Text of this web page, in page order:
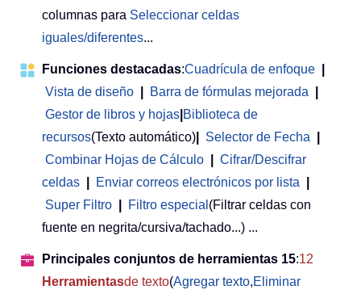
columnas para Seleccionar celdas
iguales/diferentes...
Funciones destacadas:Cuadrícula de enfoque
Vista de diseño
Barra de fórmulas mejorada
Gestor de libros y hojas Biblioteca de
recursos(Texto automático) Selector de Fecha
Combinar Hojas de Cálculo
Cifrar/Descifrar
celdas
Enviar correos electrónicos por lista
Super Filtro
Filtro especial (Filtrar celdas con
fuente en negrita/cursiva/tachado...) ...
Principales conjuntos de herramientas 15:12
Herramientasde texto(Agregar texto,Eliminar